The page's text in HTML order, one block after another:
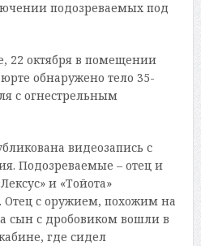
подозреваемых под
22 октября в помещении
обнаружено тело 35-
с огнестрельным
видеозапись с
Подозреваемые – отец и
и «Тойота»
Отец с оружием, похожим на
сын с дробовиком вошли в
где сидел